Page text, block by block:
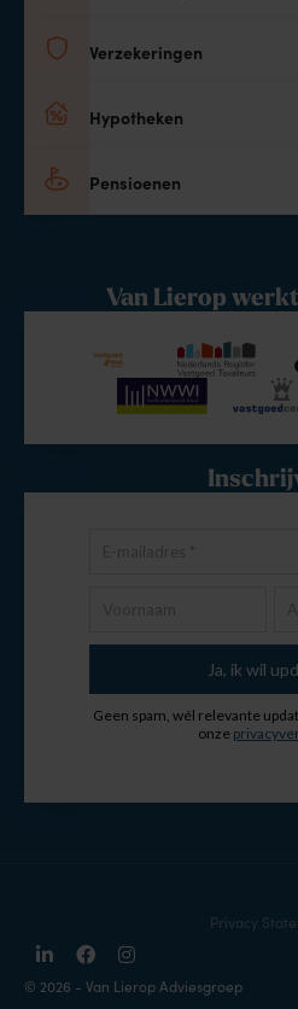
Verzekeringen
Hypotheken
Pensioenen
Van Lierop
© 2026 - Van Lierop Adviesgroep
Privacy